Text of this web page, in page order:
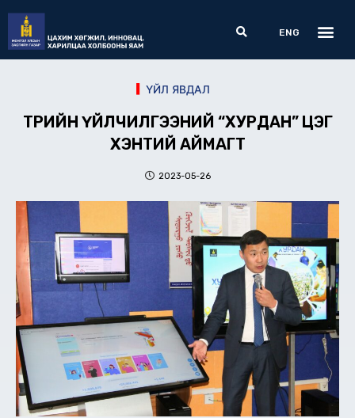
content
Search
ENG
ҮЙЛ ЯВДАЛ
ТӨРИЙН ҮЙЛЧИЛГЭЭНИЙ “ХУРДАН” ЦЭГ
ХЭНТИЙ АЙМАГТ
2023-05-26